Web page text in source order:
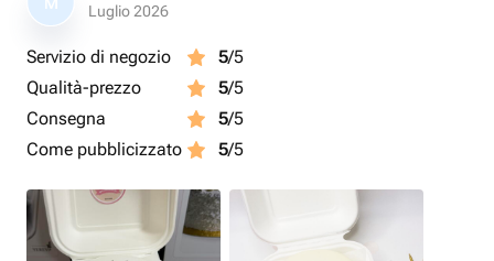
Luglio 2026
Servizio di negozio 5/5
Qualità-prezzo
5/5
Consegna
5/5
Come pubblicizzato
5/5